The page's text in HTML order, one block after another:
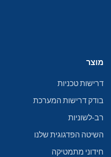
מוצר
דרישות טכניות
בודק דרישות המערכת
רב-לשוניות
השיטה הפדגוגית שלנו
חידוני מתמטיקה